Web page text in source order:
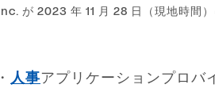
が 2023 年 11 月 28 日（現地時間
・ 人事アプリケーションプロバ